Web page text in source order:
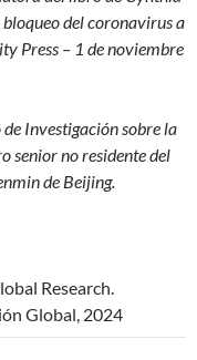
bloqueo del coronavirus a
Press – 1 de noviembre
Investigación sobre la
senior no residente del
de Beijing.
Research.
Global, 2024